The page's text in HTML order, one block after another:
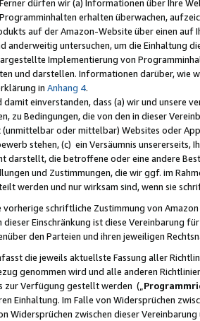
dürfen wir (a) Informationen über Ihre
erhalten überwachen,
auf der Amazon-Website über einen
anderweitig untersuchen, um die Einhaltung
Implementierung von
und darstellen. Informationen darüber, wie
in Anhang 4.
damit einverstanden, dass (a) wir und
zu Bedingungen, die von den in dieser
oder mittelbar) Websites oder
stehen, (c) ein Versäumnis unsererseits,
darstellt, die betroffene oder eine andere
und Zustimmungen, die wir ggf. im
werden und nur wirksam sind, wenn sie
vorherige schriftliche Zustimmung von
Einschränkung ist diese Vereinbarung
den Parteien und ihren jeweiligen
die jeweils aktuellste Fassung aller
genommen wird und alle anderen
zur Verfügung gestellt werden („
Einhaltung. Im Falle von Widersprüchen
Widersprüchen zwischen dieser